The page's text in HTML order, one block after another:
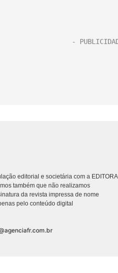
editorial e societária com a EDITORA
também que não realizamos
da revista impressa de nome
pelo conteúdo digital